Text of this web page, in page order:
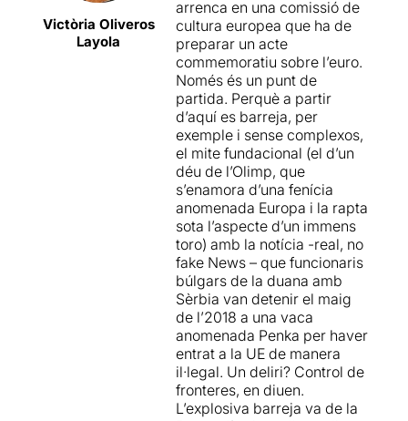
sobreviure a les ordres dels
que no saben cap on tirar.
Tot aquest plantejament
barrejat amb un episodi real
que va estar protagonitzat
peruna vaca anomenda
Penka, l’estiu de 2018. Una
vaca búlgara embarassada
que va anar a pasturar a uns
prats de Sèrbia travessant la
frontera de la UE “sense
papers veterinaris”. Un afer
que va arribar a la Comissió
europea per decidir si la
vaca era o no condemnada
a mort.
Una posada en escena que
porta els actors al límit
físic, un seguit d'escenes de
denúncia que mostren
l'absurditat de tot plegat i on
Victòria Oliveros
Layola
arrenca en una comissió de
cultura europea que ha de
preparar un acte
commemoratiu sobre l’euro.
Només és un punt de
partida. Perquè a partir
d’aquí es barreja, per
exemple i sense complexos,
el mite fundacional (el d’un
déu de l’Olimp, que
s’enamora d’una fenícia
anomenada Europa i la rapta
sota l’aspecte d’un immens
toro) amb la notícia -real, no
fake News – que funcionaris
búlgars de la duana amb
Sèrbia van detenir el maig
de l’2018 a una vaca
anomenada Penka per haver
entrat a la UE de manera
il·legal. Un deliri? Control de
fronteres, en diuen.
L’explosiva barreja va de la